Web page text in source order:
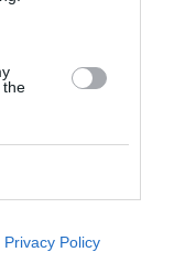
the
Privacy Policy